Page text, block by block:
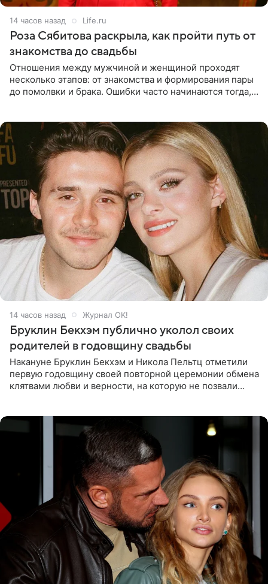
14 часов назад Life.ru
Роза Сябитова раскрыла, как пройти путь от
знакомства до свадьбы
Отношения между мужчиной и женщиной проходят
несколько этапов: от знакомства и формирования пары
до помолвки и брака. Ошибки часто начинаются тогда,
14 часов назад Журнал OK!
Бруклин Бекхэм публично уколол своих
родителей в годовщину свадьбы
Накануне Бруклин Бекхэм и Никола Пельтц отметили
первую годовщину своей повторной церемонии обмена
клятвами любви и верности, на которую не позвали